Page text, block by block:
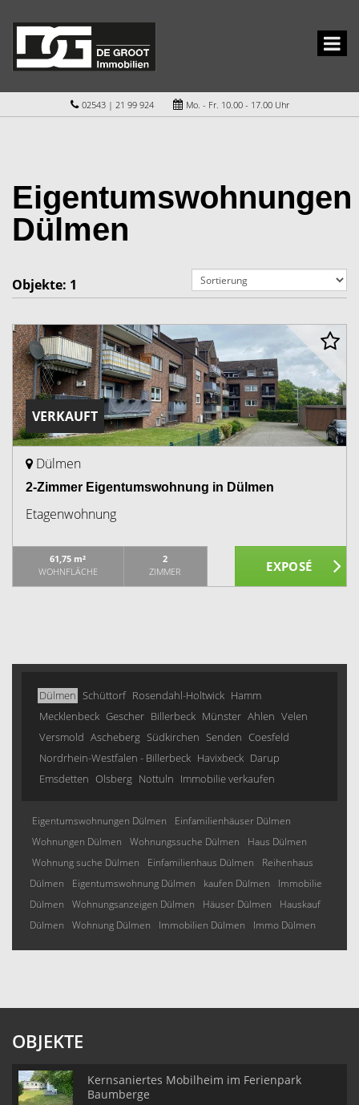
02543 | 21 99 924 Mo. - Fr. 10.00 - 17.00 Uhr
Eigentumswohnungen
Dülmen
Objekte: 1
VERKAUFT
Dülmen
2-Zimmer Eigentumswohnung in Dülmen
Etagenwohnung
61,75 m²
WOHNFLÄCHE
2
ZIMMER
Dülmen Schüttorf Rosendahl-Holtwick Hamm
Mecklenbeck Gescher Billerbeck Münster Ahlen Velen
Versmold Ascheberg Südkirchen Senden Coesfeld
Nordrhein-Westfalen - Billerbeck Havixbeck Darup
Emsdetten Olsberg Nottuln Immobilie verkaufen
Eigentumswohnungen Dülmen
Einfamilienhäuser Dülmen
Wohnungen Dülmen
Wohnungssuche Dülmen
Haus Dülmen
Wohnung suche Dülmen
Einfamilienhaus Dülmen
Reihenhaus
Dülmen
Eigentumswohnung Dülmen kaufen Dülmen
Immobilie
Dülmen
Wohnungsanzeigen Dülmen Häuser Dülmen
Hauskauf
Dülmen
Wohnung Dülmen Immobilien Dülmen Immo Dülmen
OBJEKTE
Kernsaniertes Mobilheim im Ferienpark
Baumberge